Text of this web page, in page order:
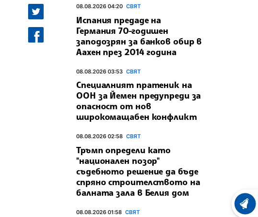
08.08.2026 04:20 СВЯТ
Испания предаде на
Германия 70-годишен
заподозрян за банков обир в
Аахен през 2014 година
08.08.2026 03:53 СВЯТ
Специалният пратеник на
ООН за Йемен предупреди за
опасност от нов
широкомащабен конфликт
08.08.2026 02:58 СВЯТ
Тръмп определи като
"национален позор"
съдебното решение да бъде
спряно строителството на
балната зала в Белия дом
08.08.2026 01:58 СВЯТ